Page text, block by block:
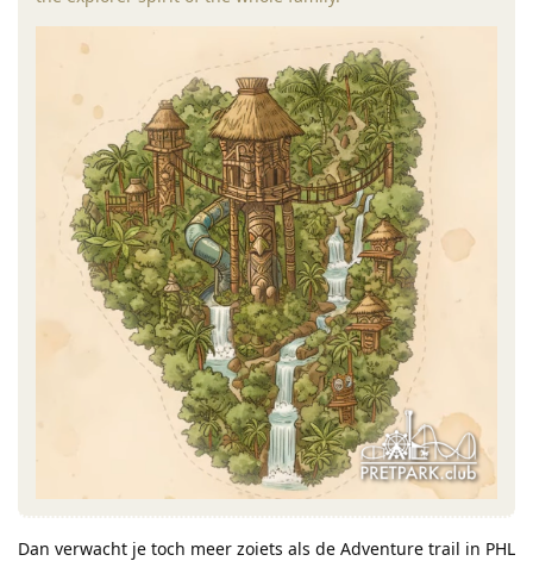
Dan verwacht je toch meer zoiets als de Adventure trail in PHL